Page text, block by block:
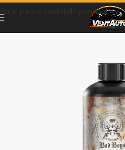
Pular para o conteúdo principal